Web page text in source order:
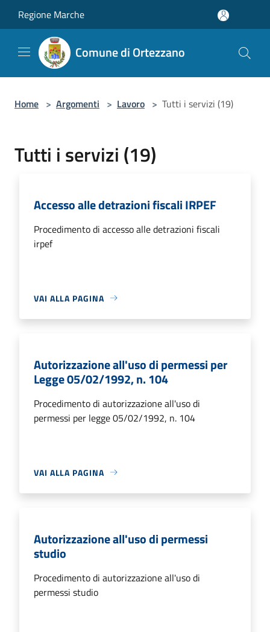
Regione Marche
Comune di Ortezzano
Home > Argomenti > Lavoro > Tutti i servizi (19)
Tutti i servizi (19)
Accesso alle detrazioni fiscali IRPEF
Procedimento di accesso alle detrazioni fiscali
irpef
VAI ALLA PAGINA
Autorizzazione all'uso di permessi per
Legge 05/02/1992, n. 104
Procedimento di autorizzazione all'uso di
permessi per legge 05/02/1992, n. 104
VAI ALLA PAGINA
Autorizzazione all'uso di permessi
studio
Procedimento di autorizzazione all'uso di
permessi studio